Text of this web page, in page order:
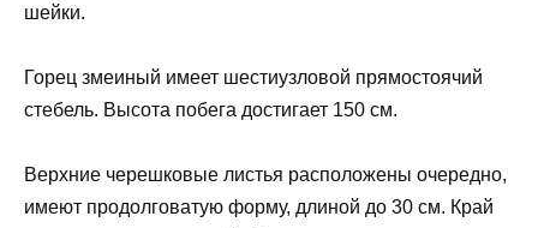
шейки.
Горец змеиный имеет шестиузловой прямостоячий
стебель. Высота побега достигает 150 см.
Верхние черешковые листья расположены очередно,
имеют продолговатую форму, длиной до 30 см. Край